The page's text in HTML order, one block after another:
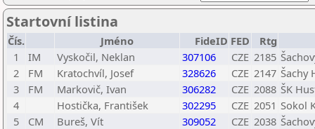
Startovní listina
Čís. Jméno FideID FED
Rtg
1
IM Vyskočil, Neklan 307106 CZE 2185
2
FM Kratochvíl, Josef 328626 CZE 2147 Šachy
3
FM Markovič, Ivan 306282 CZE 2088 ŠK
4
Hostička, František 302295 CZE 2051 Sokol
5
CM Bureš, Vít 309052 CZE 2038